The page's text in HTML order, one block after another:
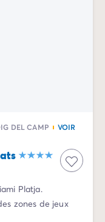
DEL CAMP
VOIR
Platja.
zones de jeux